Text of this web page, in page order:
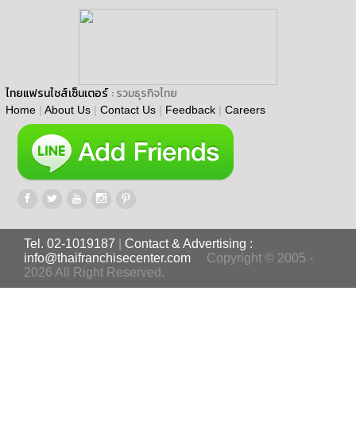
ไทยแฟรนไชส์เซ็นเตอร์ : รวมธุรกิจไทย
Home | About Us | Contact Us | Feedback | Careers
Tel. 02-1019187
Contact & Advertising :
info@thaifranchisecenter.com
Copyright © 2005 -
2026 All Right Reserved.